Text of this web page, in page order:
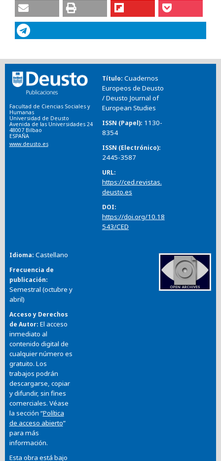
Facultad de Ciencias Sociales y
Humanas
Universidad de Deusto
Avenida de las Universidades 24
48007 Bilbao
ESPAÑA
www.deusto.es
Título Cuadernos
Europeos de Deusto
/ Deusto Journal of
European Studies
ISSN (Papel) 1130-
8354
ISSN (Electrónico)
2445-3587
URL
https://ced.revistas.
deusto.es
DOI
https://doi.org/10.18
543/CED
Idioma Castellano
Frecuencia de
publicación
Semestral (octubre y
abril)
Acceso y Derechos
de Autor El acceso
inmediato al
contenido digital de
cualquier número es
gratuito. Los
trabajos podrán
descargarse, copiar
y difundir, sin fines
comerciales. Véase
la sección “Política
de acceso abierto”
para más
información.
Esta obra está bajo